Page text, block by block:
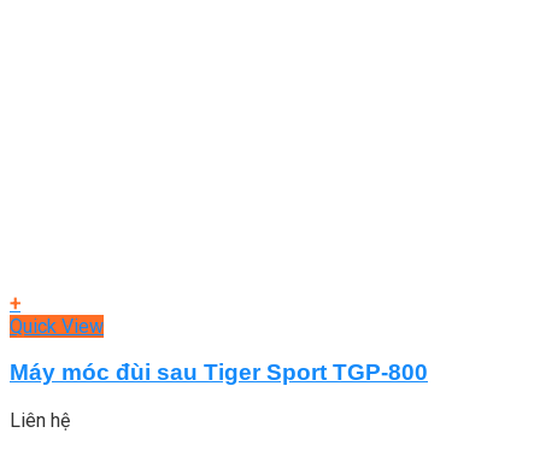
+
Quick View
Máy móc đùi sau Tiger Sport TGP-800
Liên hệ